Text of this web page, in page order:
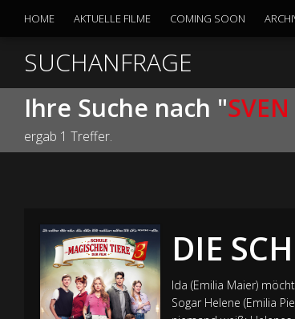
SUCHANFRAGE
Ihre Suche nach "
ergab 1 Treffer.
DIE
Ida (Emilia Maier)
Sogar Helene (Emilia
HOME AKTUELLE FILME COMING SOON